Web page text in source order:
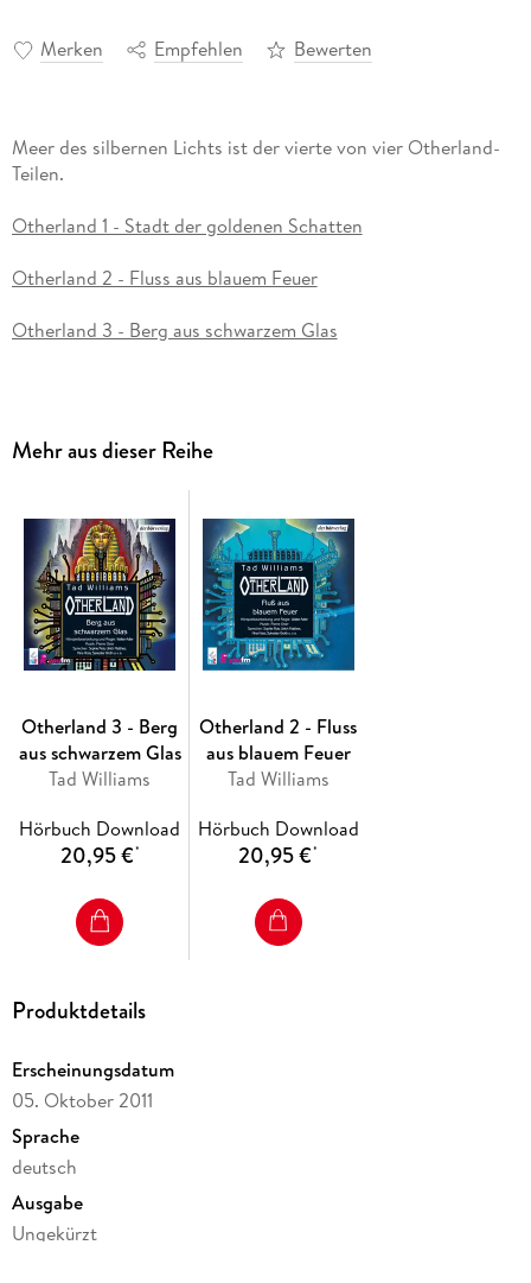
Merken Empfehlen Bewerten
Meer des silbernen Lichts ist der vierte von vier Otherland-
Teilen.
Otherland 1 - Stadt der goldenen Schatten
Otherland 2 - Fluss aus blauem Feuer
Otherland 3 - Berg aus schwarzem Glas
Mehr aus dieser Reihe
Otherland 3 - Berg
aus schwarzem Glas
Tad Williams
Hörbuch Download
20,95 €*
Otherland 2 - Fluss
aus blauem Feuer
Tad Williams
Hörbuch Download
20,95 €*
Produktdetails
Erscheinungsdatum
05. Oktober 2011
Sprache
deutsch
Ausgabe
Ungekürzt